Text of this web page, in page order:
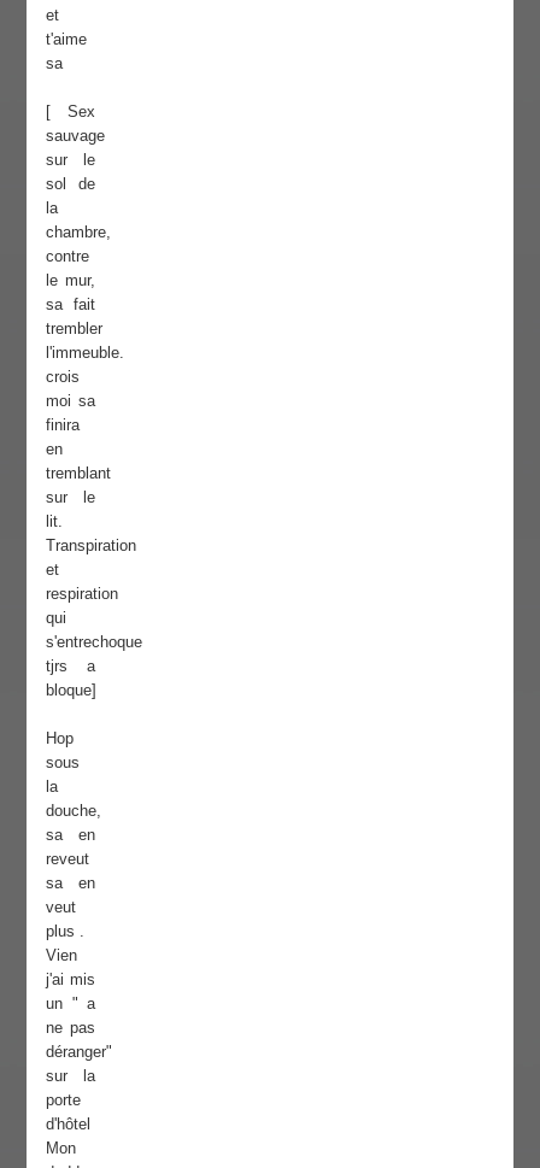
et
t'aime
sa
[ Sex
sauvage
sur le
sol de
la
chambre,
contre
le mur,
sa fait
trembler
l'immeuble.
crois
moi sa
finira
en
tremblant
sur le
lit.
Transpiration
et
respiration
qui
s'entrechoque
tjrs a
bloque]
Hop
sous
la
douche,
sa en
reveut
sa en
veut
plus .
Vien
j'ai mis
un " a
ne pas
déranger"
sur la
porte
d'hôtel
Mon